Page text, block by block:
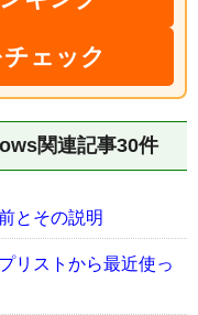
ェック
関連記事30件
とその説明
リストから最近使っ